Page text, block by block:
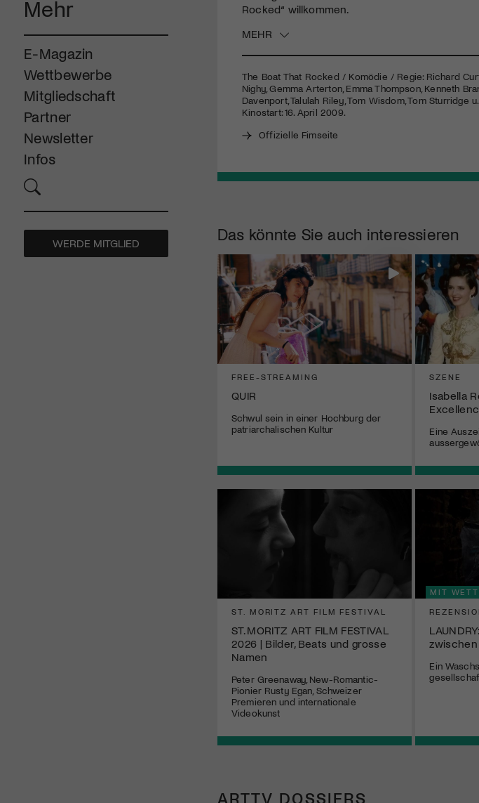
Mehr
E-Magazin
Wettbewerbe
Mitgliedschaft
Partner
Newsletter
Infos
WERDE MITGLIED
Rocked“ willkommen.
MEHR
The Boat That Rocked / Komödie / Regie: Richard
Nighy, Gemma Arterton, Emma Thompson, Kenneth
Davenport, Talulah Riley, Tom Wisdom, Tom
Kinostart: 16. April 2009.
Offizielle Fimseite
Das könnte Sie auch interessieren
FREE-STREAMING
QUIR
Schwul sein in einer Hochburg der
patriarchalischen Kultur
SZENE
Isabella
Eine
ST. MORITZ ART FILM FESTIVAL
ST. MORITZ ART FILM FESTIVAL
2026 | Bilder, Beats und grosse
Namen
Peter Greenaway, New-Romantic-
Pionier Rusty Egan, Schweizer
Premieren und internationale
Videokunst
MIT
zwischen
Ein
ARTTV DOSSIERS